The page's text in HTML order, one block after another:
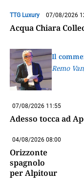
TTG Luxury 07/08/2026
Acqua Chiara
Il
Remo
07/08/2026 11:55
Adesso tocca ad
04/08/2026 08:00
Orizzonte
spagnolo
per Alpitour